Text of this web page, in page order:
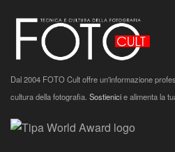
Dal 2004 FOTO Cult offre un'informazione
cultura della fotografia. Sostienicie alimenta la